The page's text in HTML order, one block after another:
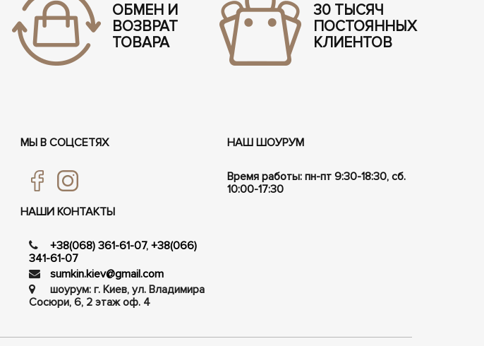
ОБМЕН И
ВОЗВРАТ
ТОВАРА
30 ТЫСЯЧ
ПОСТОЯННЫХ
КЛИЕНТОВ
МЫ В СОЦСЕТЯХ
НАШИ КОНТАКТЫ
+38(068) 361-61-07, +38(066)
341-61-07
sumkin.kiev@gmail.com
шоурум: г. Киев, ул. Владимира
Сосюри, ​​6, 2 этаж оф. 4
НАШ ШОУРУМ
Время работы: пн-пт 9:30-18:30, сб.
10:00-17:30